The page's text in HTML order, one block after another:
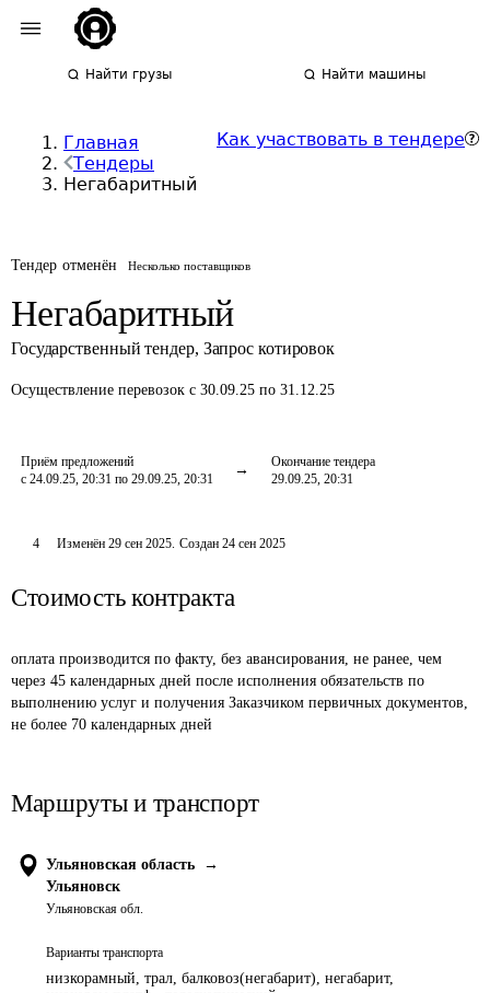
Найти грузы Найти машины
Главная
Тендеры
Негабаритный
Как участвовать в тендере
Тендер отменён Несколько поставщиков
Негабаритный
Государственный тендер, Запрос котировок
Осуществление перевозок с 30.09.25 по 31.12.25
Приём предложений
с 24.09.25, 20:31 по 29.09.25, 20:31
Окончание тендера
29.09.25, 20:31
4 Изменён 29 сен 2025. Создан 24 сен 2025
Стоимость контракта
оплата производится по факту, без авансирования, не ранее, чем
через 45 календарных дней после исполнения обязательств по
выполнению услуг и получения Заказчиком первичных документов,
не более 70 календарных дней
Маршруты и транспорт
Ульяновская область
→
Ульяновск
Ульяновская обл.
Варианты транспорта
низкорамный, трал, балковоз(негабарит), негабарит,